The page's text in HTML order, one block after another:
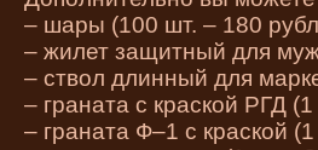
– шары (100 шт. – 180
– жилет защитный для
– ствол длинный для
– граната с краской РГД
– граната Ф–1 с краской